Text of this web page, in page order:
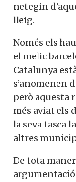
netegin
lleig.
Només els
el melic
Catalunya
s’anomenen
però aquesta
més aviat els
la seva tasca
altres
De tota